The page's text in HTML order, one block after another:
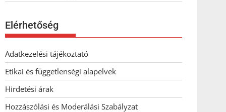
Elérhetőség
Adatkezelési tájékoztató
Etikai és függetlenségi alapelvek
Hirdetési árak
Hozzászólási és Moderálási Szabályzat